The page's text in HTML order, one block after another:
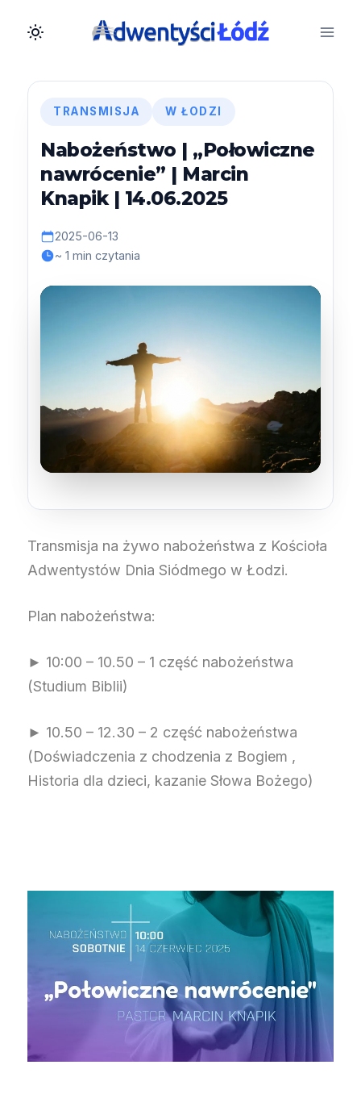
TRANSMISJA W ŁODZI
Nabożeństwo | „Połowiczne
nawrócenie” | Marcin
Knapik | 14.06.2025
2025-06-13
~ 1 min czytania
Transmisja na żywo nabożeństwa z Kościoła
Adwentystów Dnia Siódmego w Łodzi.
Plan nabożeństwa:
► 10:00 – 10.50 – 1 część nabożeństwa
(Studium Biblii)
► 10.50 – 12.30 – 2 część nabożeństwa
(Doświadczenia z chodzenia z Bogiem ,
Historia dla dzieci, kazanie Słowa Bożego)